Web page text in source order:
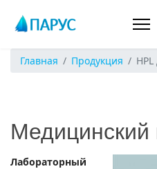
Главная Продукция
Медицинский
Лабораторный